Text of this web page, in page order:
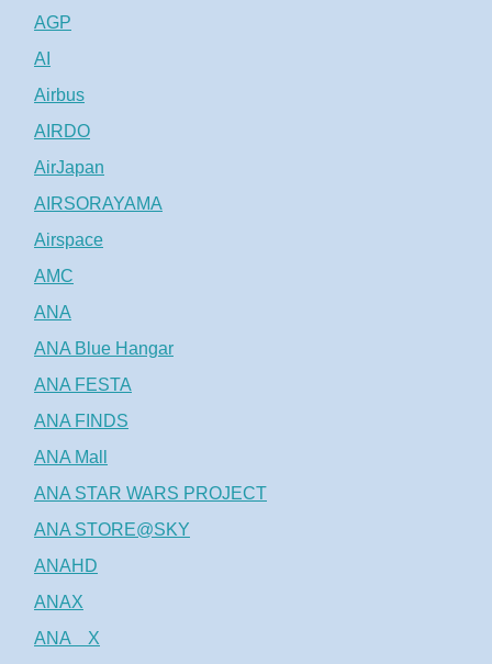
AGP
AI
Airbus
AIRDO
AirJapan
AIRSORAYAMA
Airspace
AMC
ANA
ANA Blue Hangar
ANA FESTA
ANA FINDS
ANA Mall
ANA STAR WARS PROJECT
ANA STORE@SKY
ANAHD
ANAX
ANA X